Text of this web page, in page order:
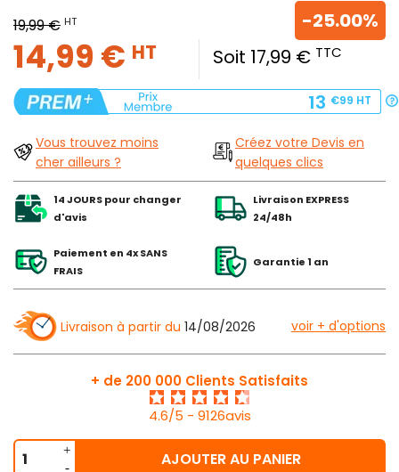
19,99 € HT
14,99 € HT Soit 17,99 € TTC
-25.00%
13 €99 HT
Vous trouvez moins
cher ailleurs ?
Créez votre Devis en
quelques clics
14 JOURS pour changer
d'avis
Livraison EXPRESS
24/48h
Paiement en 4x SANS
FRAIS
Garantie 1 an
Livraison à partir du 14/08/2026 voir + d'options
+ de 200 000 Clients Satisfaits
4.6/5 - 9126avis
AJOUTER AU PANIER